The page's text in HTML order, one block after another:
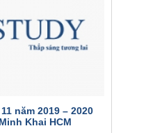
năm 2019 – 2020
Khai HCM